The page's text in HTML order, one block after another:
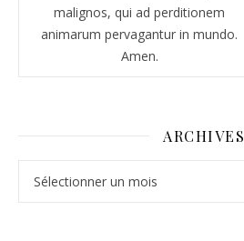
malignos, qui ad perditionem
animarum pervagantur in mundo.
Amen.
ARCHIVES